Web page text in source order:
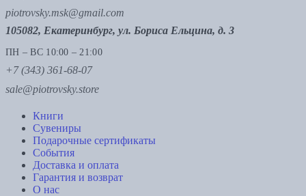
piotrovsky.msk@gmail.com
105082, Екатеринбург, ул. Бориса Ельцина, д. 3
ПН – ВС 10:00 – 21:00
+7 (343) 361-68-07
sale@piotrovsky.store
Книги
Сувениры
Подарочные сертификаты
События
Доставка и оплата
Гарантия и возврат
О нас